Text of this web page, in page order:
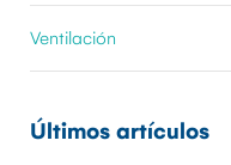
Ventilación
Últimos artículos